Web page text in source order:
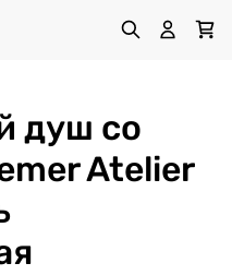
душ со
Atelier